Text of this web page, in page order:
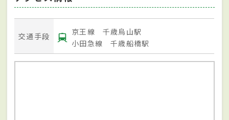
交通手段
京王線 千歳烏山駅
小田急線 千歳船橋駅